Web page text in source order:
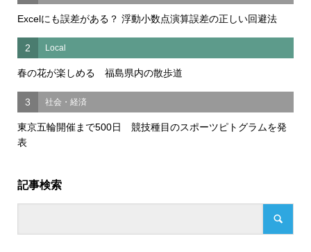
Excelにも誤差がある？ 浮動小数点演算誤差の正しい回避法
2 Local
春の花が楽しめる 福島県内の散歩道
3 社会・経済
東京五輪開催まで500日 競技種目のスポーツピトグラムを発
表
記事検索